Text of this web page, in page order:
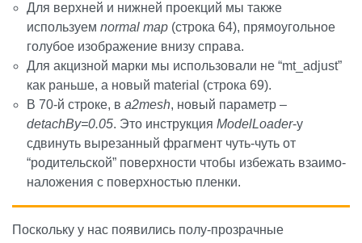
29
30
31
32
33
34
35
36
37
38
39
40
41
42
43
45
</group>
<clone ay=180 />
//joint (slit) between the pack and
<group>
<mt_adjust uTex2nm_use="tx0" >
<
a2mesh wh "50,1" xywh2nm
<a2mesh wh="50,1"
<a2mesh wh= "53,1" xywh2nm
<a2mesh wh= "6 ,1" xywh2nm
<a2mesh wh="6 ,1" xywh2nm
</mt_adjust>
</group sizeD="0.1,0,0.1">
//sealing ribbon
<mt_type="wire" lineWidth
<line>
<p dz=10.5 /> //left side half
Для верхней и нижней проекций мы также
используем normal map (строка 64), прямоугольное
голубое изображение внизу справа.
Для акцизной марки мы использовали не “mt_adjust”
как раньше, а новый material (строка 69).
В 70-й строке, в a2mesh, новый параметр –
detachBy=0.05. Это инструкция ModelLoader-у
сдвинуть вырезанный фрагмент чуть-чуть от
“родительской” поверхности чтобы избежать взаимо-
наложения с поверхностью пленки.
Поскольку у нас появились полу-прозрачные